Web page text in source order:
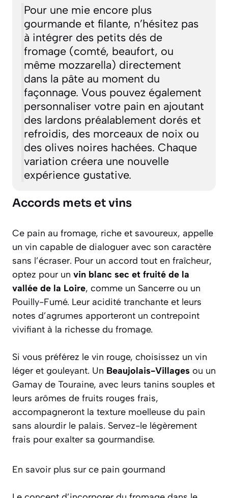
Pour une mie encore plus
gourmande et filante, n’hésitez pas
à intégrer des petits dés de
fromage (comté, beaufort, ou
même mozzarella) directement
dans la pâte au moment du
façonnage. Vous pouvez également
personnaliser votre pain en ajoutant
des lardons préalablement dorés et
refroidis, des morceaux de noix ou
des olives noires hachées. Chaque
variation créera une nouvelle
expérience gustative.
Accords mets et vins
Ce pain au fromage, riche et savoureux, appelle
un vin capable de dialoguer avec son caractère
sans l’écraser. Pour un accord tout en fraîcheur,
optez pour un vin blanc sec et fruité de la
vallée de la Loire, comme un Sancerre ou un
Pouilly-Fumé. Leur acidité tranchante et leurs
notes d’agrumes apporteront un contrepoint
vivifiant à la richesse du fromage.
Si vous préférez le vin rouge, choisissez un vin
léger et gouleyant. Un Beaujolais-Villages ou un
Gamay de Touraine, avec leurs tanins souples et
leurs arômes de fruits rouges frais,
accompagneront la texture moelleuse du pain
sans alourdir le palais. Servez-le légèrement
frais pour exalter sa gourmandise.
En savoir plus sur ce pain gourmand